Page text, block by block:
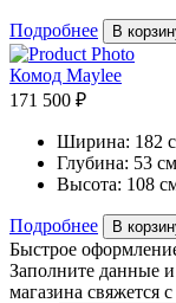
Подробнее В
Комод Maylee
171 500 ₽
Ширина: 182
Глубина: 53 см
Высота: 108
Подробнее В
Быстрое
Заполните данные
магазина свяжется